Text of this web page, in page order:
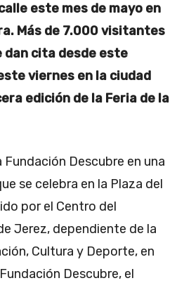
este mes de mayo en
Más de 7.000 visitantes
dan cita desde este
viernes en la ciudad
edición de la Feria de la
Descubre en una
se celebra en la Plaza del
por el Centro del
Jerez, dependiente de la
Cultura y Deporte, en
Descubre, el